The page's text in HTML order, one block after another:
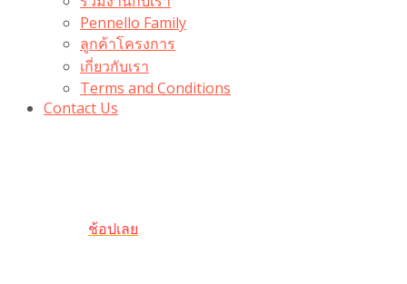
Pennello Family
ลูกค้าโครงการ
เกี่ยวกับเรา
Terms and Conditions
Contact Us
ช้อปเลย